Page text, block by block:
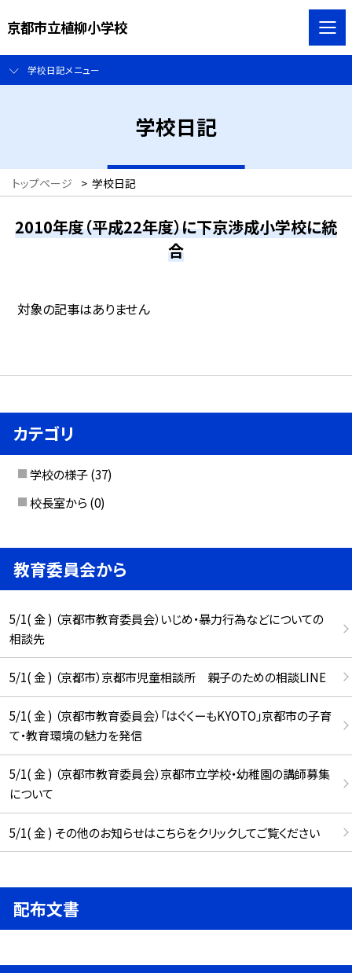
京都市立植柳小学校
学校日記メニュー
学校日記
トップページ > 学校日記
2010年度（平成22年度）に下京渉成小学校に統
合
対象の記事はありません
カテゴリ
学校の様子 (37)
校長室から (0)
教育委員会から
5/1( 金 ) （京都市教育委員会）いじめ・暴力行為などについての
相談先
5/1( 金 ) （京都市）京都市児童相談所 親子のための相談LINE
5/1( 金 ) （京都市教育委員会）「はぐくーもKYOTO」京都市の子育
て・教育環境の魅力を発信
5/1( 金 ) （京都市教育委員会）京都市立学校・幼稚園の講師募集
について
5/1( 金 ) その他のお知らせはこちらをクリックしてご覧ください
配布文書